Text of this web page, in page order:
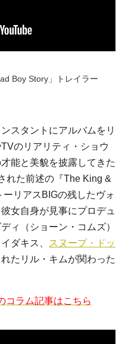
Boy Story」 トレイラー
スタントにアルバムをリ
のリアリティ・ショウ
能と美貌を披露してきた
れた前述の『The King &
リアスBIGの残したヴォ
女自身が見事にプロデュ
ィ（ショーン・コムズ）
ダキス、
スヌープ・ドッ
たリル・キムが関わった
コラム記事はこちら